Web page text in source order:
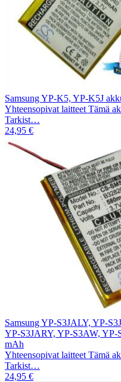
Samsung YP-K5, YP-K5J
Yhteensopivat laitteet Tämä
Tarkist…
24,95 €
Samsung YP-S3JALY, YP-
YP-S3JARY, YP-S3AW,
mAh
Yhteensopivat laitteet Tämä
Tarkist…
24,95 €